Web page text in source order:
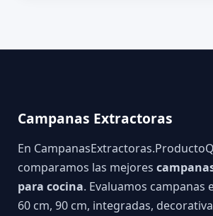
Campanas Extractoras
En
comparamos las mejores
para cocina. Evaluamos campanas
60 cm, 90 cm, integradas,